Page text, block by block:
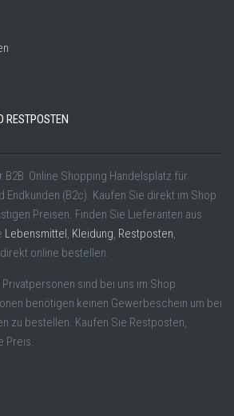
B2B Online Shopping Handelsplatz für
Endkunden (B2c). Kaufen Sie direkt im Shop
Preisen. Finden Sie Lieferanten aus
Lebensmittel, Kleidung, Restposten,
online bestellen.
sind bei uns im Shop
benötigen keinen Gewerbeschein um bei
zu bestellen. Kaufen Sie Restposten,
Preis.